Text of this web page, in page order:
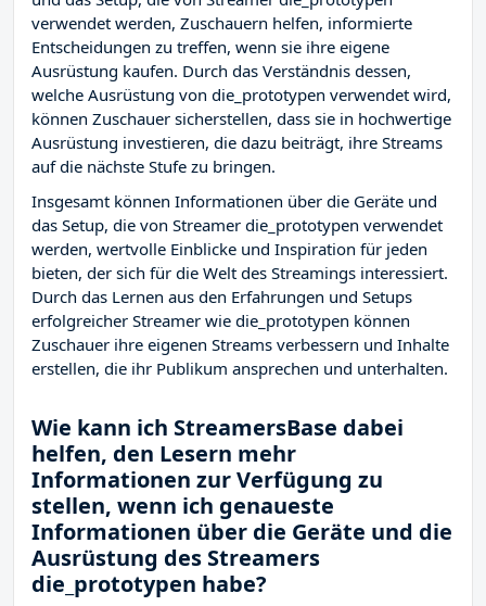
verwendet werden, Zuschauern helfen, informierte
Entscheidungen zu treffen, wenn sie ihre eigene
Ausrüstung kaufen. Durch das Verständnis dessen,
welche Ausrüstung von die_prototypen verwendet wird,
können Zuschauer sicherstellen, dass sie in hochwertige
Ausrüstung investieren, die dazu beiträgt, ihre Streams
auf die nächste Stufe zu bringen.
Insgesamt können Informationen über die Geräte und
das Setup, die von Streamer die_prototypen verwendet
werden, wertvolle Einblicke und Inspiration für jeden
bieten, der sich für die Welt des Streamings interessiert.
Durch das Lernen aus den Erfahrungen und Setups
erfolgreicher Streamer wie die_prototypen können
Zuschauer ihre eigenen Streams verbessern und Inhalte
erstellen, die ihr Publikum ansprechen und unterhalten.
Wie kann ich StreamersBase dabei
helfen, den Lesern mehr
Informationen zur Verfügung zu
stellen, wenn ich genaueste
Informationen über die Geräte und die
Ausrüstung des Streamers
die_prototypen habe?